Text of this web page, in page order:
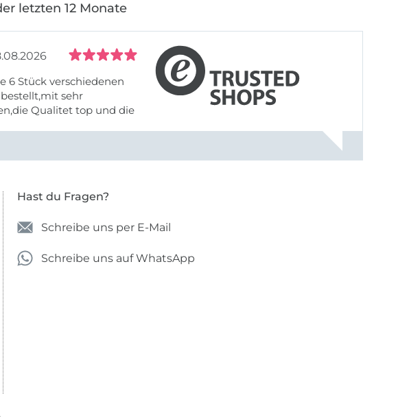
letzten 12 Monate
6 Stück verschiedenen
sehr
Qualitet top und die
Hast du Fragen?
Schreibe uns per E-Mail
Schreibe uns auf WhatsApp